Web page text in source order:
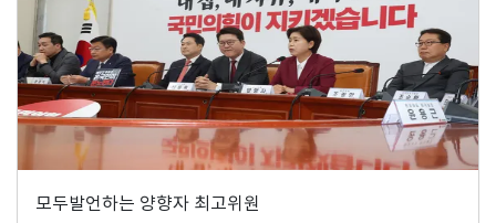
모두발언하는 양향자 최고위원